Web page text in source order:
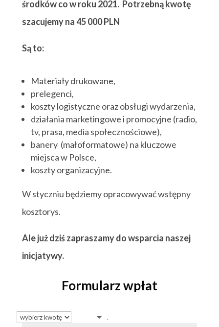
środków co w roku 2021. Potrzebną kwotę
szacujemy na 45 000 PLN
Są to:
Materiały drukowane,
prelegenci,
koszty logistyczne oraz obsługi wydarzenia,
działania marketingowe i promocyjne (radio,
tv, prasa, media społecznościowe),
banery (małoformatowe) na kluczowe
miejsca w Polsce,
koszty organizacyjne.
W styczniu będziemy opracowywać wstępny
kosztorys.
Ale już dziś zapraszamy do wsparcia naszej
inicjatywy.
Formularz wpłat
.